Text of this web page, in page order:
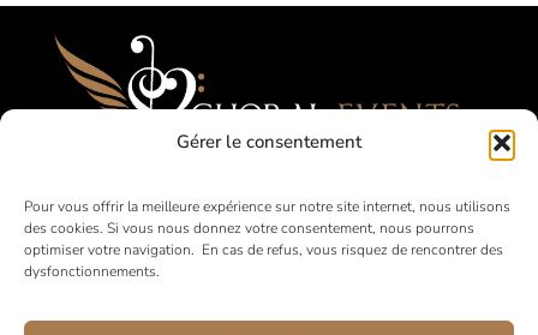
Gérer le consentement
Pour vous offrir la meilleure expérience sur notre site internet, nous utilisons
des cookies. Si vous nous donnez votre consentement, nous pourrons
optimiser votre navigation. En cas de refus, vous risquez de rencontrer des
dysfonctionnements.
Festivals, Competitions, Tours for Amateur
Choirs